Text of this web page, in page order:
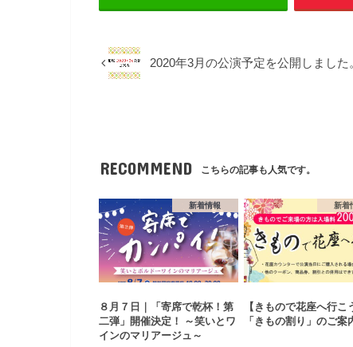
2020年3月の公演予定を公開しました
RECOMMEND こちらの記事も人気です。
新着情報
８月７日｜「寄席で乾杯！第
二弾」開催決定！ ～笑いとワ
インのマリアージュ～
新着
【きもので花座へ行こ
「きもの割り」のご案